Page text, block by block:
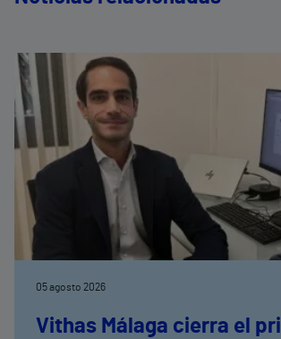
05 agosto 2026
Vithas Málaga cierra el